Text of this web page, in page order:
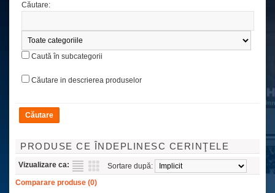
Căutare:
Caută în subcategorii
Căutare in descrierea produselor
PRODUSE CE ÎNDEPLINESC CERINŢELE
Vizualizare ca:
Sortare după:
Comparare produse (0)